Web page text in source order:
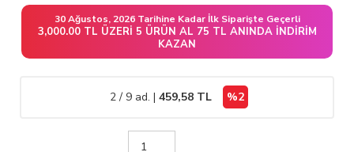
30 Ağustos, 2026 Tarihine Kadar İlk Siparişte Geçerli
3,000.00 TL ÜZERI 5 ÜRÜN AL 75 TL ANINDA İNDIRIM
KAZAN
2 / 9 ad. | 459,58 TL %2